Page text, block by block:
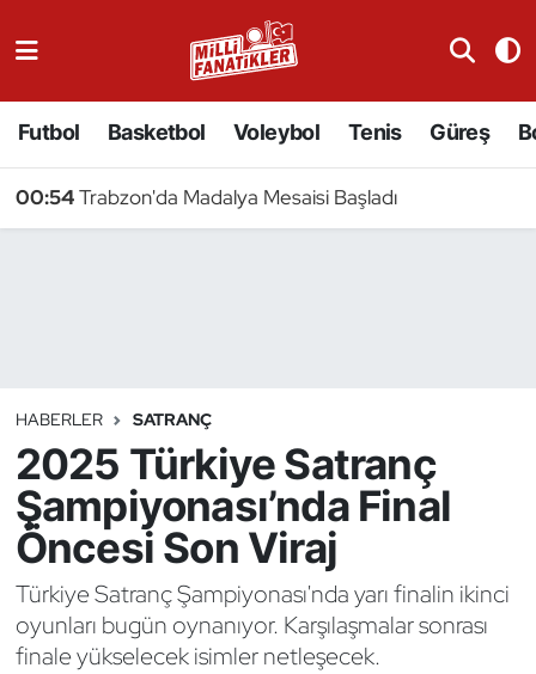
Futbol Basketbol Voleybol Tenis Güreş
00:54Trabzon'da Madalya Mesaisi Başladı
HABERLER SATRANÇ
2025 Türkiye Satranç
Şampiyonası’nda Final
Öncesi Son Viraj
Türkiye Satranç Şampiyonası'nda yarı finalin ikinci
oyunları bugün oynanıyor. Karşılaşmalar sonrası
finale yükselecek isimler netleşecek.
Badminton
Binicilik
Bisiklet
Bocce Bowling Dart
Boks